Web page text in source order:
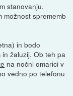
stanovanju.
možnost sprememb
in bodo
žaluzij. Ob teh pa
na nočni omarici v
vedno po telefonu